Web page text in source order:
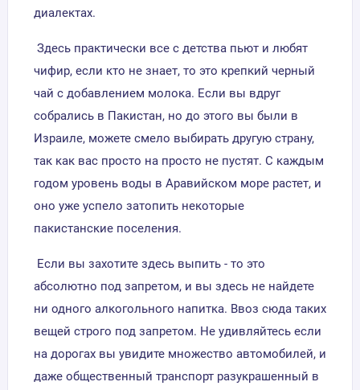
диалектах.
Здесь практически все с детства пьют и любят
чифир, если кто не знает, то это крепкий черный
чай с добавлением молока. Если вы вдруг
собрались в Пакистан, но до этого вы были в
Израиле, можете смело выбирать другую страну,
так как вас просто на просто не пустят. С каждым
годом уровень воды в Аравийском море растет, и
оно уже успело затопить некоторые
пакистанские поселения.
Если вы захотите здесь выпить - то это
абсолютно под запретом, и вы здесь не найдете
ни одного алкогольного напитка. Ввоз сюда таких
вещей строго под запретом. Не удивляйтесь если
на дорогах вы увидите множество автомобилей, и
даже общественный транспорт разукрашенный в